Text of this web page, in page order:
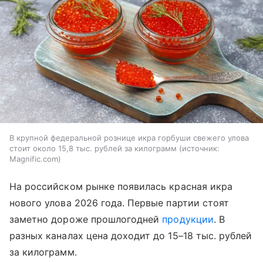
В крупной федеральной рознице икра горбуши свежего улова
стоит около 15,8 тыс. рублей за килограмм
источник:
Magnific.com
На российском рынке появилась красная икра
нового улова 2026 года. Первые партии стоят
заметно дороже прошлогодней продукции. В
разных каналах цена доходит до 15–18 тыс. рублей
за килограмм.